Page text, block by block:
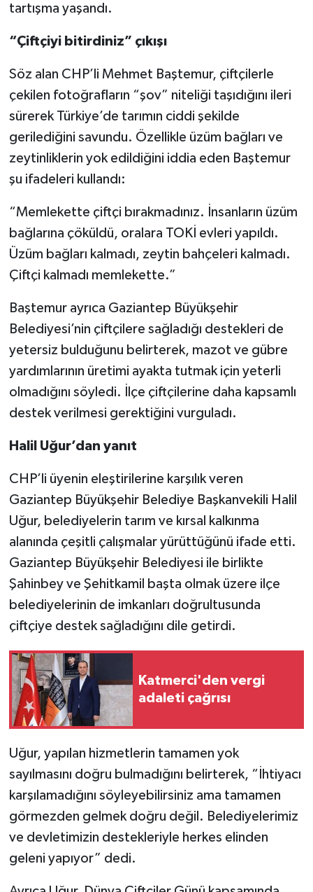
tartışma yaşandı.
“Çiftçiyi bitirdiniz” çıkışı
Söz alan CHP’li Mehmet Baştemur, çiftçilerle
çekilen fotoğrafların “şov” niteliği taşıdığını ileri
sürerek Türkiye’de tarımın ciddi şekilde
gerilediğini savundu. Özellikle üzüm bağları ve
zeytinliklerin yok edildiğini iddia eden Baştemur
şu ifadeleri kullandı:
“Memlekette çiftçi bırakmadınız. İnsanların üzüm
bağlarına çöküldü, oralara TOKİ evleri yapıldı.
Üzüm bağları kalmadı, zeytin bahçeleri kalmadı.
Çiftçi kalmadı memlekette.”
Baştemur ayrıca Gaziantep Büyükşehir
Belediyesi’nin çiftçilere sağladığı destekleri de
yetersiz bulduğunu belirterek, mazot ve gübre
yardımlarının üretimi ayakta tutmak için yeterli
olmadığını söyledi. İlçe çiftçilerine daha kapsamlı
destek verilmesi gerektiğini vurguladı.
Halil Uğur’dan yanıt
CHP’li üyenin eleştirilerine karşılık veren
Gaziantep Büyükşehir Belediye Başkanvekili Halil
Uğur, belediyelerin tarım ve kırsal kalkınma
alanında çeşitli çalışmalar yürüttüğünü ifade etti.
Gaziantep Büyükşehir Belediyesi ile birlikte
Şahinbey ve Şehitkamil başta olmak üzere ilçe
belediyelerinin de imkanları doğrultusunda
çiftçiye destek sağladığını dile getirdi.
Katmerci'den vergi
adaleti çağrısı
Uğur, yapılan hizmetlerin tamamen yok
sayılmasını doğru bulmadığını belirterek, “İhtiyacı
karşılamadığını söyleyebilirsiniz ama tamamen
görmezden gelmek doğru değil. Belediyelerimiz
ve devletimizin destekleriyle herkes elinden
geleni yapıyor” dedi.
Yaşam
Yemek